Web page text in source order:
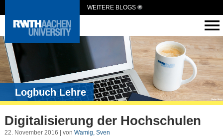
WEITERE BLOGS
Logbuch Lehre
Digitalisierung der Hochschulen
22. November 2016 | von Wamig, Sven